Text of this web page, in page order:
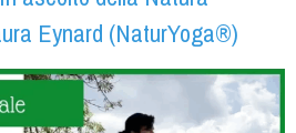
Eynard (NaturYoga®)